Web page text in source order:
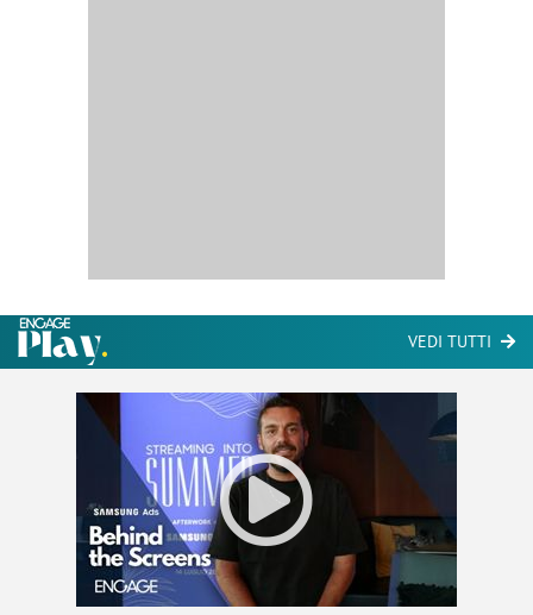
VEDI TUTTI